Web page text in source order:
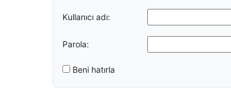
Kullanıcı adı:
Parola:
Beni hatırla